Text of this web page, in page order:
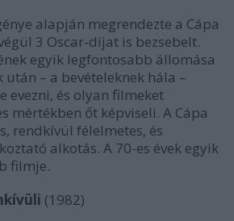
alapján megrendezte a Cápa
3 Oscar-díjat is bezsebelt.
egyik legfontosabb állomása
után – a bevételeknek hála –
evezni, és olyan filmeket
mértékben őt képviseli. A Cápa
rendkívül félelmetes, és
alkotás. A 70-es évek egyik
filmje.
(1982)